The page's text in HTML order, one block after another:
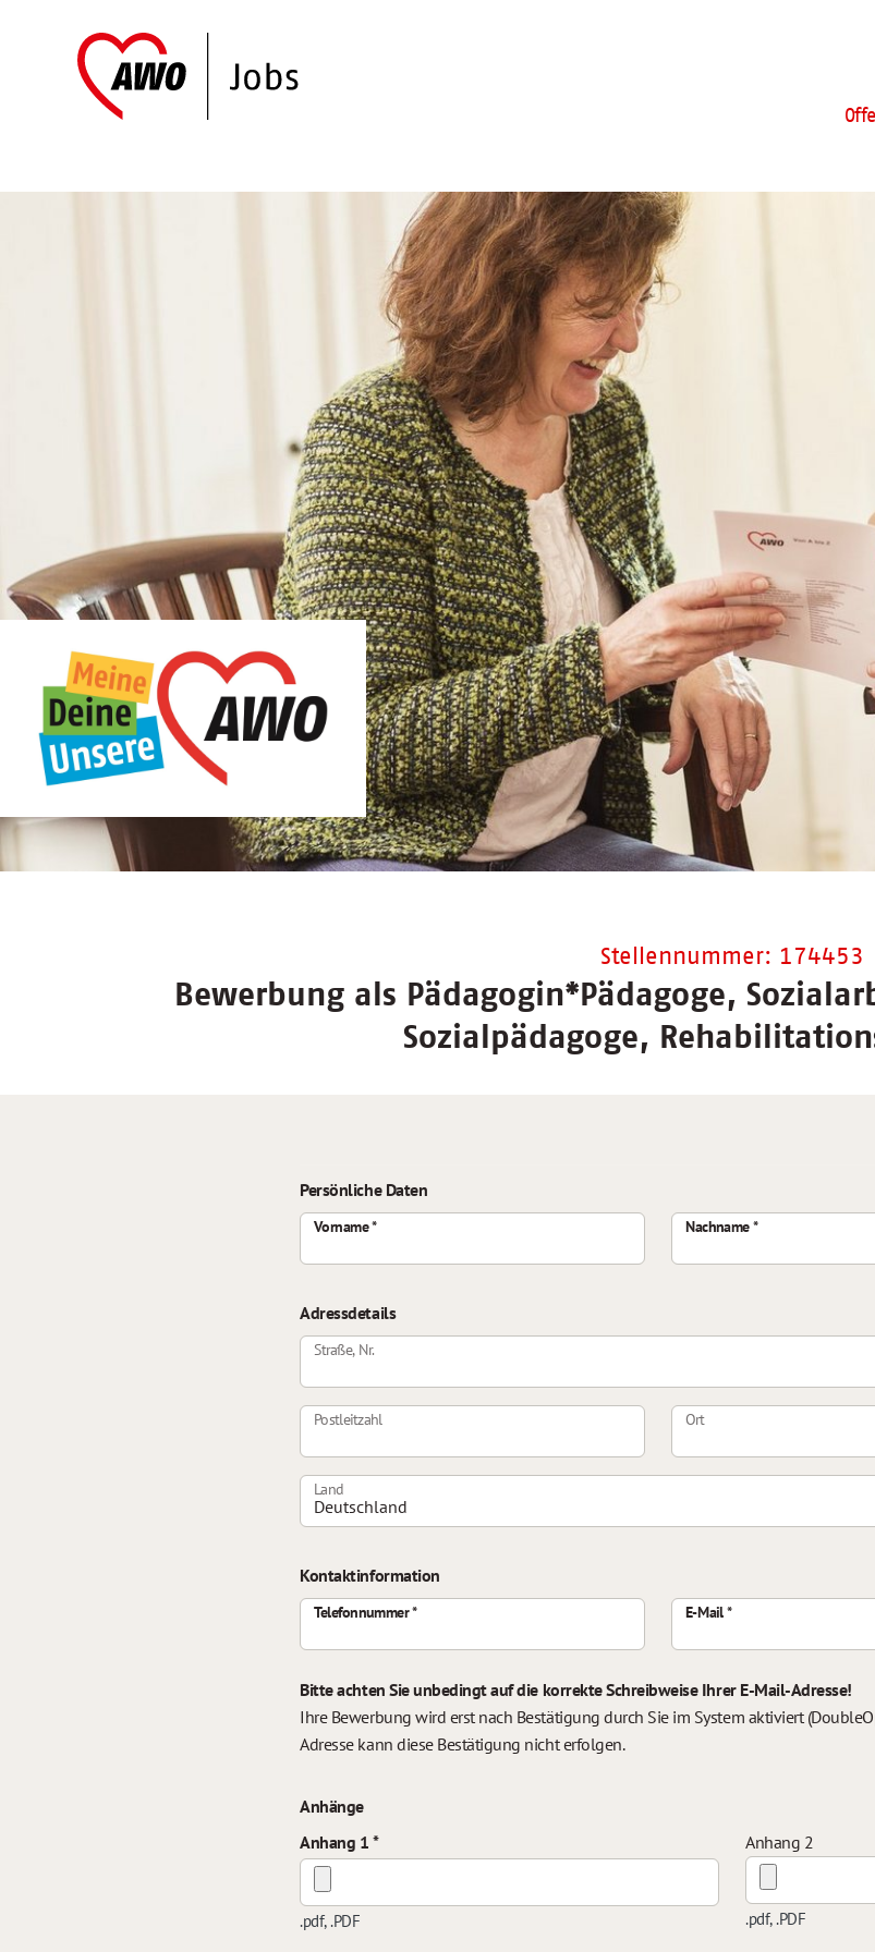
Stellennummer: 174453
Bewerbung als Pädagogin*Pädagoge,
Sozialpädagoge,
Persönliche Daten
Vorname Nachname
Adressdetails
Straße, Nr.
Postleitzahl Ort
Land
Kontaktinformation
Telefonnummer E-Mail
Bitte achten Sie unbedingt auf die korrekte Schreibweise Ihrer E-Mail-Adresse!
Ihre Bewerbung wird erst nach Bestätigung durch Sie im System aktiviert
Adresse kann diese Bestätigung nicht erfolgen.
Anhänge
Anhang 1
.pdf, .PDF
Anhang 2
.pdf, .PDF